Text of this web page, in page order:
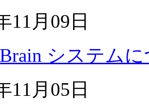
11月09日
システム
11月05日